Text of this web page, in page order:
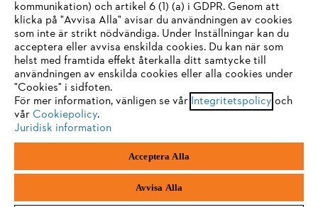
UNTERSTÜTZT
Sie nutzen einen Browser, den wir noch nicht unterstützen. Für
eine optimale Nutzung unserer Seite empfehlen wir Ihnen, zu
einem der folgenden Browser zu wechseln:
Firefox Chrome
kommunikation) och artikel 6 (1) (a) i GDPR. Genom att
klicka på "Avvisa Alla" avisar du användningen av cookies
som inte är strikt nödvändiga. Under Inställningar kan du
acceptera eller avvisa enskilda cookies. Du kan när som
helst med framtida effekt återkalla ditt samtycke till
användningen av enskilda cookies eller alla cookies under
"Cookies" i sidfoten.
För mer information, vänligen se vår Integritetspolicy och
vår Cookiepolicy.
Juridisk information
Acceptera Alla
Avvisa Alla